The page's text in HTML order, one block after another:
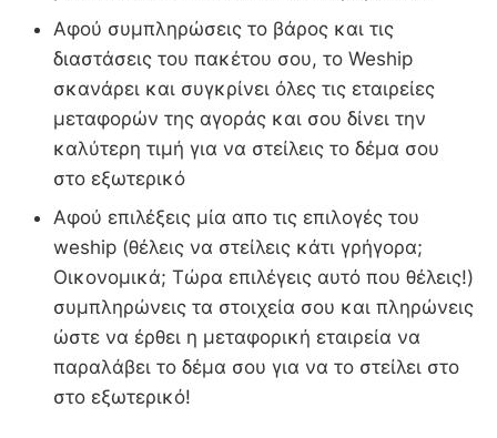
Αφού συμπληρώσεις το βάρος και τις
διαστάσεις του πακέτου σου, το Weship
σκανάρει και συγκρίνει όλες τις εταιρείες
μεταφορών της αγοράς και σου δίνει την
καλύτερη τιμή για να στείλεις το δέμα σου
στο εξωτερικό
Αφού επιλέξεις μία απο τις επιλογές του
weship (θέλεις να στείλεις κάτι γρήγορα;
Οικονομικά; Τώρα επιλέγεις αυτό που θέλεις!)
συμπληρώνεις τα στοιχεία σου και πληρώνεις
ώστε να έρθει η μεταφορική εταιρεία να
παραλάβει το δέμα σου για να το στείλει στο
στο εξωτερικό!